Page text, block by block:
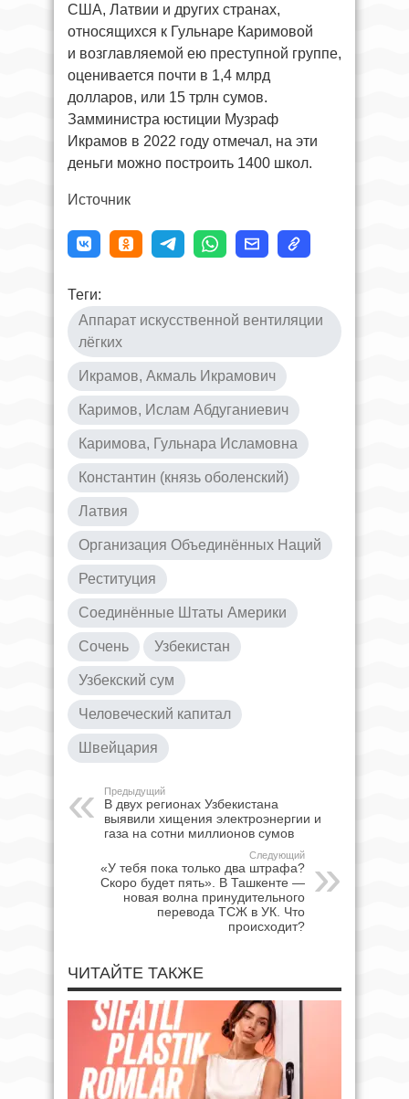
США, Латвии и других странах,
относящихся к Гульнаре Каримовой
и возглавляемой ею преступной группе,
оценивается почти в 1,4 млрд
долларов, или 15 трлн сумов.
Замминистра юстиции Музраф
Икрамов в 2022 году отмечал, на эти
деньги можно построить 1400 школ.
Источник
Теги:
Аппарат искусственной вентиляции
лёгких
Икрамов, Акмаль Икрамович
Каримов, Ислам Абдуганиевич
Каримова, Гульнара Исламовна
Константин (князь оболенский)
Латвия
Организация Объединённых Наций
Реституция
Соединённые Штаты Америки
Сочень Узбекистан
Узбекский сум
Человеческий капитал
Швейцария
Предыдущий
В двух регионах Узбекистана
выявили хищения электроэнергии и
газа на сотни миллионов сумов
Следующий
«У тебя пока только два штрафа?
Скоро будет пять». В Ташкенте —
новая волна принудительного
перевода ТСЖ в УК. Что
происходит?
ЧИТАЙТЕ ТАКЖЕ